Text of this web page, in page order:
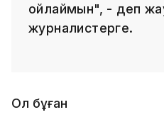
ойлаймын", - деп
журналистерге.
Ол бұған